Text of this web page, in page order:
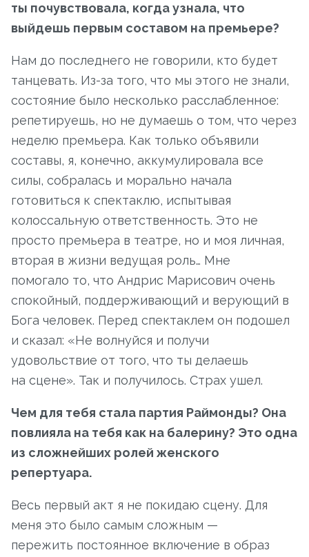
ты почувствовала, когда узнала, что
выйдешь первым составом на премьере?
Нам до последнего не говорили, кто будет
танцевать. Из-за того, что мы этого не знали,
состояние было несколько расслабленное:
репетируешь, но не думаешь о том, что через
неделю премьера. Как только объявили
составы, я, конечно, аккумулировала все
силы, собралась и морально начала
готовиться к спектаклю, испытывая
колоссальную ответственность. Это не
просто премьера в театре, но и моя личная,
вторая в жизни ведущая роль… Мне
помогало то, что Андрис Марисович очень
спокойный, поддерживающий и верующий в
Бога человек. Перед спектаклем он подошел
и сказал: «Не волнуйся и получи
удовольствие от того, что ты делаешь
на сцене». Так и получилось. Страх ушел.
Чем для тебя стала партия Раймонды? Она
повлияла на тебя как на балерину? Это одна
из сложнейших ролей женского
репертуара.
Весь первый акт я не покидаю сцену. Для
меня это было самым сложным —
пережить постоянное включение в образ